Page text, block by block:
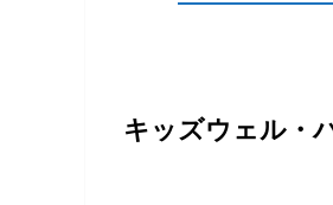
キッズウェル・